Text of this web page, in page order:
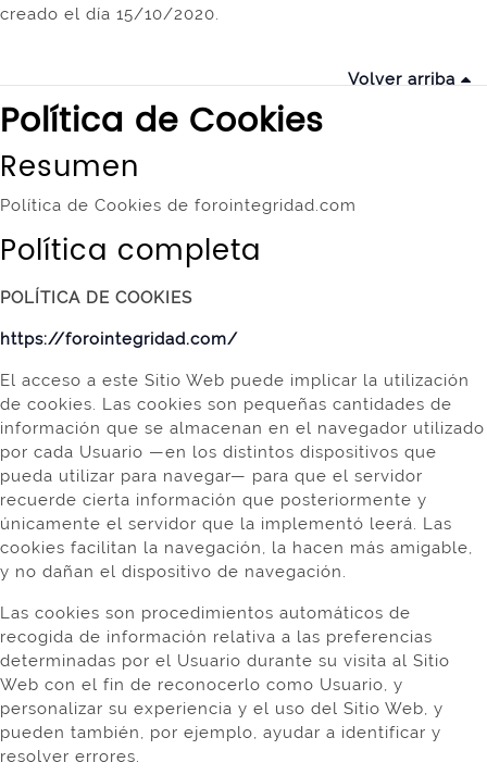
creado el día 15/10/2020.
Volver arriba
Política de Cookies
Resumen
Política de Cookies de forointegridad.com
Política completa
POLÍTICA DE COOKIES
https://forointegridad.com/
El acceso a este Sitio Web puede implicar la utilización
de cookies. Las cookies son pequeñas cantidades de
información que se almacenan en el navegador utilizado
por cada Usuario —en los distintos dispositivos que
pueda utilizar para navegar— para que el servidor
recuerde cierta información que posteriormente y
únicamente el servidor que la implementó leerá. Las
cookies facilitan la navegación, la hacen más amigable,
y no dañan el dispositivo de navegación.
Las cookies son procedimientos automáticos de
recogida de información relativa a las preferencias
determinadas por el Usuario durante su visita al Sitio
Web con el fin de reconocerlo como Usuario, y
personalizar su experiencia y el uso del Sitio Web, y
pueden también, por ejemplo, ayudar a identificar y
resolver errores.